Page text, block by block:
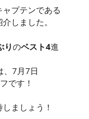
プテンである
しました。
りのベスト4進
7月7日
です！
ましょう！